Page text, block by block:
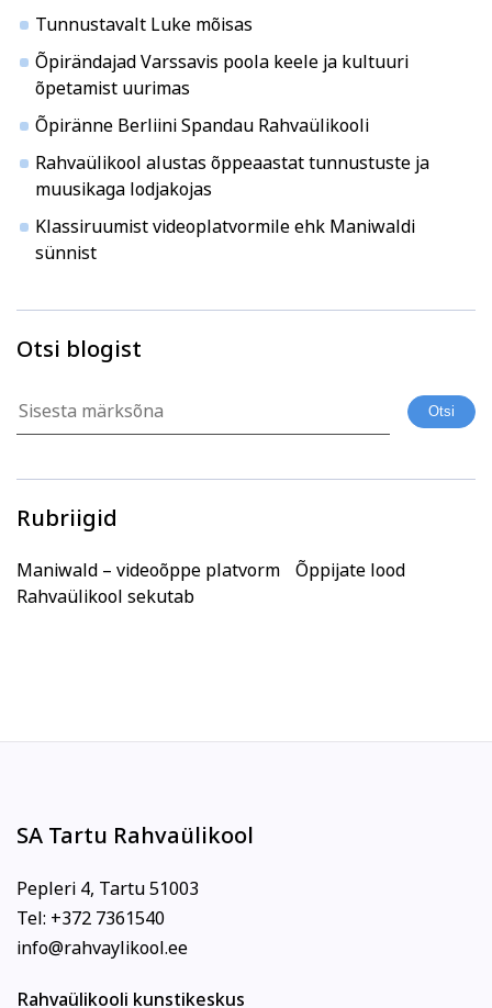
Kultuur ja ühiskond
Tunnustavalt Luke mõisas
Õpirändajad Varssavis poola keele ja kultuuri
õpetamist uurimas
Õpiränne Berliini Spandau Rahvaülikooli
Rahvaülikool alustas õppeaastat tunnustuste ja
muusikaga lodjakojas
Klassiruumist videoplatvormile ehk Maniwaldi
sünnist
Otsi blogist
Rubriigid
Maniwald – videoõppe platvorm Õppijate lood
Rahvaülikool sekutab
SA Tartu Rahvaülikool
Pepleri 4, Tartu 51003
Tel: +372 7361540
info@rahvaylikool.ee
Rahvaülikooli kunstikeskus